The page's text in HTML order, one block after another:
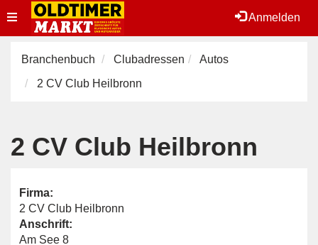
Anmelden
Toggle
navigation
Branchenbuch Clubadressen
Autos
2 CV Club Heilbronn
2 CV Club Heilbronn
Firma:
2 CV Club Heilbronn
Anschrift:
Am See 8